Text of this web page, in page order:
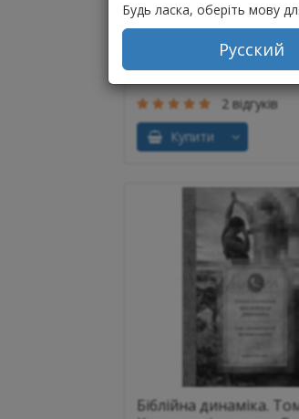
Будь ласка, оберіть мову
Русский
Ціна
В наявності
2 відгуків
Купити
Біблійна динаміка.